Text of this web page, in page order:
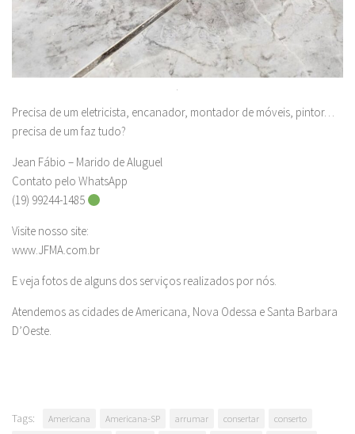
.
Precisa de um eletricista, encanador, montador de móveis, pintor…
precisa de um faz tudo?
Jean Fábio – Marido de Aluguel
Contato pelo WhatsApp
(19) 99244-1485
Visite nosso site:
www.JFMA.com.br
E veja fotos de alguns dos serviços realizados por nós.
Atendemos as cidades de Americana, Nova Odessa e Santa Barbara
D’Oeste.
Tags: Americana Americana-SP arrumar consertar
conserto